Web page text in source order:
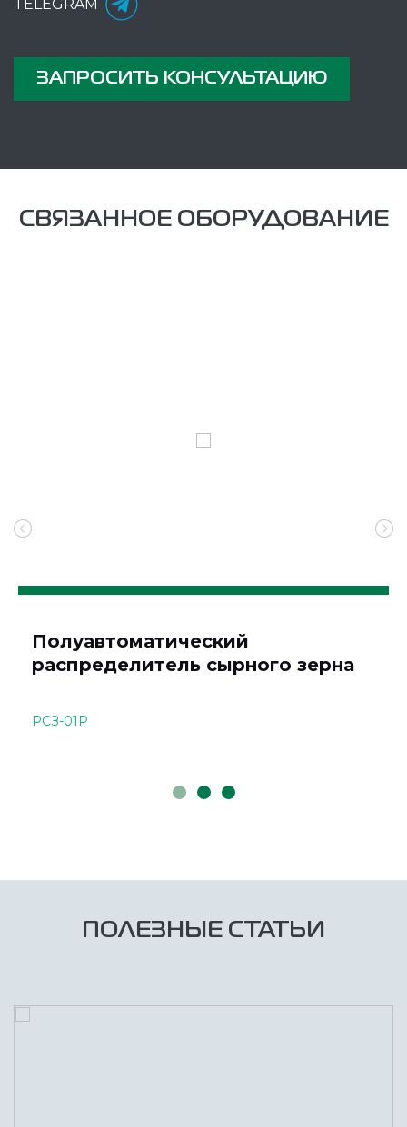
TELEGRAM
ЗАПРОСИТЬ КОНСУЛЬТАЦИЮ
СВЯЗАННОЕ ОБОРУДОВАНИЕ
Полуавтоматический
распределитель сырного зерна
РСЗ-01Р
ПОЛЕЗНЫЕ СТАТЬИ